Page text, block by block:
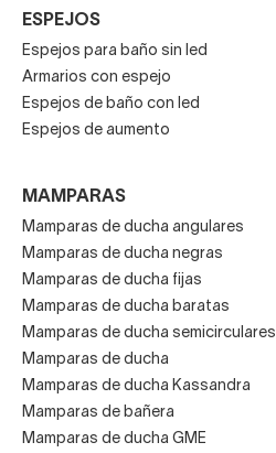
ESPEJOS
Espejos para baño sin led
Armarios con espejo
Espejos de baño con led
Espejos de aumento
MAMPARAS
Mamparas de ducha angulares
Mamparas de ducha negras
Mamparas de ducha fijas
Mamparas de ducha baratas
Mamparas de ducha semicirculares
Mamparas de ducha
Mamparas de ducha Kassandra
Mamparas de bañera
Mamparas de ducha GME